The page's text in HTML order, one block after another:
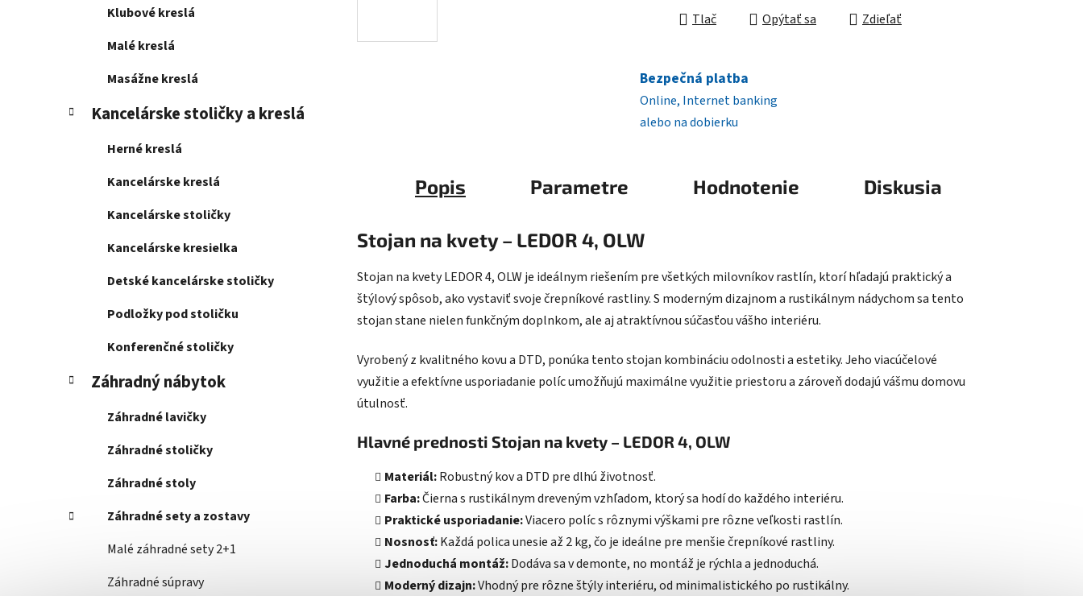
Klubové kreslá
Malé kreslá
Masážne kreslá
Kancelárske stoličky a kreslá
Herné kreslá
Kancelárske kreslá
Kancelárske stoličky
Kancelárske kresielka
Detské kancelárske stoličky
Podložky pod stoličku
Konferenčné stoličky
Záhradný nábytok
Záhradné lavičky
Záhradné stoličky
Záhradné stoly
Záhradné sety a zostavy
Malé záhradné sety 2+1
Záhradné súpravy
Tlač Opýtať sa Zdieľať
Bezpečná platba
Online, Internet banking
alebo na dobierku
Popis Parametre Hodnotenie Diskusia
Stojan na kvety – LEDOR 4, OLW
Stojan na kvety LEDOR 4, OLW je ideálnym riešením pre všetkých milovníkov rastlín, ktorí hľadajú praktický a
štýlový spôsob, ako vystaviť svoje črepníkové rastliny. S moderným dizajnom a rustikálnym nádychom sa tento
stojan stane nielen funkčným doplnkom, ale aj atraktívnou súčasťou vášho interiéru.
Vyrobený z kvalitného kovu a DTD, ponúka tento stojan kombináciu odolnosti a estetiky. Jeho viacúčelové
využitie a efektívne usporiadanie políc umožňujú maximálne využitie priestoru a zároveň dodajú vášmu domovu
útulnosť.
Hlavné prednosti Stojan na kvety – LEDOR 4, OLW
Materiál:Robustný kov a DTD pre dlhú životnosť.
Farba:Čierna s rustikálnym dreveným vzhľadom, ktorý sa hodí do každého interiéru.
Praktické usporiadanie:Viacero políc s rôznymi výškami pre rôzne veľkosti rastlín.
Nosnosť:Každá polica unesie až 2 kg, čo je ideálne pre menšie črepníkové rastliny.
Jednoduchá montáž:Dodáva sa v demonte, no montáž je rýchla a jednoduchá.
Moderný dizajn:Vhodný pre rôzne štýly interiéru, od minimalistického po rustikálny.